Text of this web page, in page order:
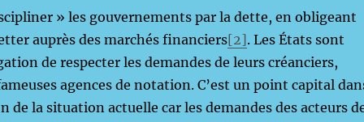
» les gouvernements par la dette, en obligeant
auprès des marchés financiers[2]. Les États sont
de respecter les demandes de leurs créanciers,
agences de notation. C’est un point capital
de la situation actuelle car les demandes des acteurs